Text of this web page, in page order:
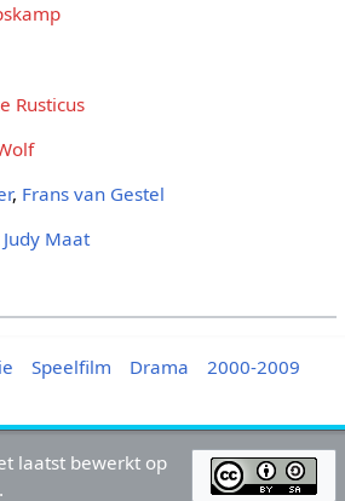
Rusticus
, Frans van Gestel
Judy Maat
Speelfilm Drama
2000-2009
laatst bewerkt op